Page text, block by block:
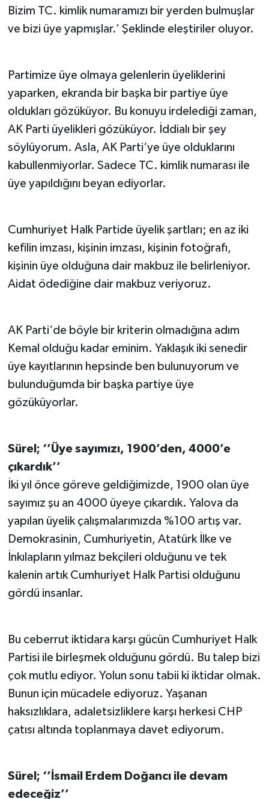
Bizim TC. kimlik numaramızı bir yerden bulmuşlar
ve bizi üye yapmışlar.’ Şeklinde eleştiriler oluyor.
Partimize üye olmaya gelenlerin üyeliklerini
yaparken, ekranda bir başka bir partiye üye
oldukları gözüküyor. Bu konuyu irdelediği zaman,
AK Parti üyelikleri gözüküyor. İddialı bir şey
söylüyorum. Asla, AK Parti‘ye üye olduklarını
kabullenmiyorlar. Sadece TC. kimlik numarası ile
üye yapıldığını beyan ediyorlar.
Cumhuriyet Halk Partide üyelik şartları; en az iki
kefilin imzası, kişinin imzası, kişinin fotoğrafı,
kişinin üye olduğuna dair makbuz ile belirleniyor.
Aidat ödediğine dair makbuz veriyoruz.
AK Parti‘de böyle bir kriterin olmadığına adım
Kemal olduğu kadar eminim. Yaklaşık iki senedir
üye kayıtlarının hepsinde ben bulunuyorum ve
bulunduğumda bir başka partiye üye
gözüküyorlar.
Sürel; ‘’Üye sayımızı, 1900’den, 4000’e
çıkardık’’
İki yıl önce göreve geldiğimizde, 1900 olan üye
sayımız şu an 4000 üyeye çıkardık. Yalova da
yapılan üyelik çalışmalarımızda %100 artış var.
Demokrasinin, Cumhuriyetin, Atatürk İlke ve
İnkılapların yılmaz bekçileri olduğunu ve tek
kalenin artık Cumhuriyet Halk Partisi olduğunu
gördü insanlar.
Bu ceberrut iktidara karşı gücün Cumhuriyet Halk
Partisi ile birleşmek olduğunu gördü. Bu talep bizi
çok mutlu ediyor. Yolun sonu tabii ki iktidar olmak.
Bunun için mücadele ediyoruz. Yaşanan
haksızlıklara, adaletsizliklere karşı herkesi CHP
çatısı altında toplanmaya davet ediyorum.
Sürel; ‘’İsmail Erdem Doğancı ile devam
edeceğiz’’